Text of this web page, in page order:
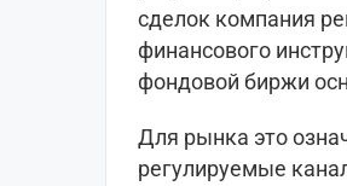
сделок компания
финансового
фондовой биржи
Для рынка это
регулируемые